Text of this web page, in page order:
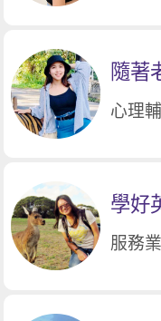
隨著
型
心理
學好
服務